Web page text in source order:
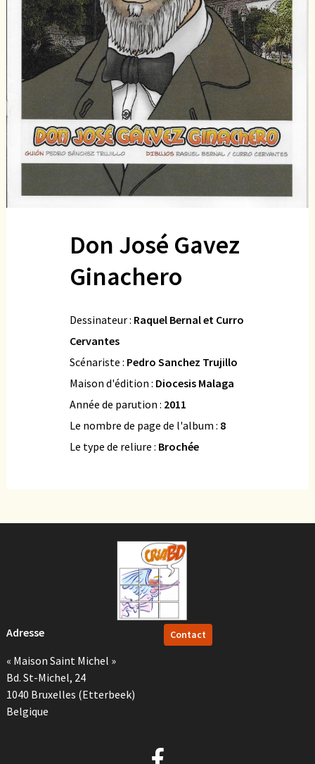
Don José Gavez
Ginachero
Dessinateur : Raquel Bernal et Curro
Cervantes
Scénariste : Pedro Sanchez Trujillo
Maison d'édition : Diocesis Malaga
Année de parution : 2011
Le nombre de page de l'album : 8
Le type de reliure : Brochée
Adresse
« Maison Saint Michel »
Bd. St-Michel, 24
1040 Bruxelles (Etterbeek)
Belgique
Contact